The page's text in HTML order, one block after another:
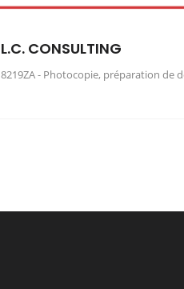
L.C. CONSULTING
8219ZA - Photocopie, préparation de